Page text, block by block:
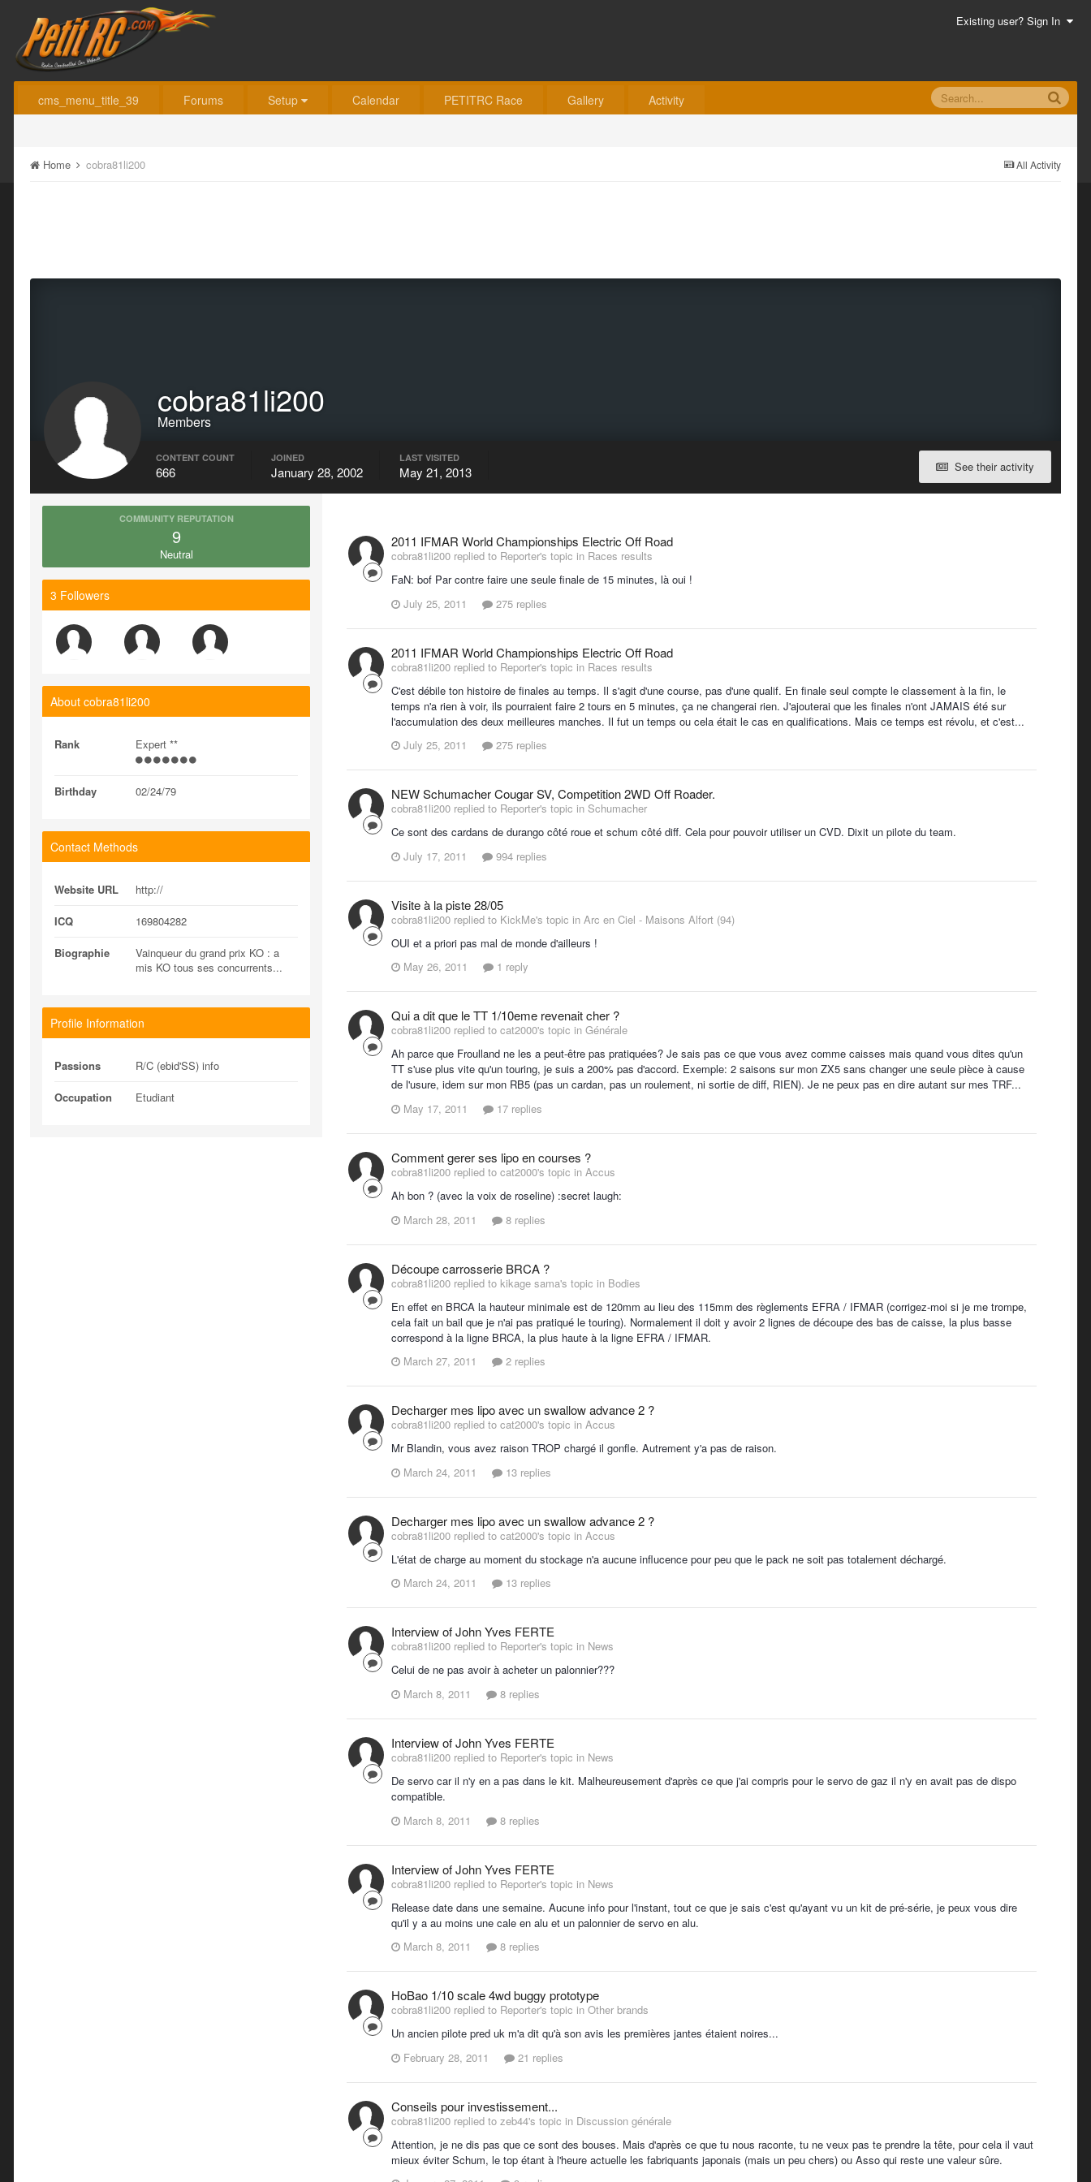
Existing user? Sign In
cms_menu_title_39 Forums Setup Calendar PETITRC Race Gallery Activity
All Activity
Home cobra81li200
cobra81li200
Members
See their activity
CONTENT COUNT
666
JOINED
January 28, 2002
LAST VISITED
May 21, 2013
COMMUNITY REPUTATION
9
Neutral
3 Followers
About cobra81li200
Rank Expert **
Birthday 02/24/79
Contact Methods
Website URL http://
ICQ 169804282
Biographie
Vainqueur du grand prix KO : a
mis KO tous ses concurrents...
Profile Information
Passions R/C (ebid'SS) info
Occupation Etudiant
2011 IFMAR World Championships Electric Off Road
cobra81li200 replied to Reporter's topic in Races results
FaN: bof Par contre faire une seule finale de 15 minutes, là oui !
July 25, 2011
275 replies
2011 IFMAR World Championships Electric Off Road
cobra81li200 replied to Reporter's topic in Races results
C'est débile ton histoire de finales au temps. Il s'agit d'une course, pas d'une qualif. En finale seul compte le classement à la fin, le
temps n'a rien à voir, ils pourraient faire 2 tours en 5 minutes, ça ne changerai rien. J'ajouterai que les finales n'ont JAMAIS été sur
l'accumulation des deux meilleures manches. Il fut un temps ou cela était le cas en qualifications. Mais ce temps est révolu, et c'est...
July 25, 2011
275 replies
NEW Schumacher Cougar SV, Competition 2WD Off Roader.
cobra81li200 replied to Reporter's topic in Schumacher
Ce sont des cardans de durango côté roue et schum côté diff. Cela pour pouvoir utiliser un CVD. Dixit un pilote du team.
July 17, 2011
994 replies
Visite à la piste 28/05
cobra81li200 replied to KickMe's topic in Arc en Ciel - Maisons Alfort (94)
OUI et a priori pas mal de monde d'ailleurs !
May 26, 2011
1 reply
Qui a dit que le TT 1/10eme revenait cher ?
cobra81li200 replied to cat2000's topic in Générale
Ah parce que Froulland ne les a peut-être pas pratiquées? Je sais pas ce que vous avez comme caisses mais quand vous dites qu'un
TT s'use plus vite qu'un touring, je suis a 200% pas d'accord. Exemple: 2 saisons sur mon ZX5 sans changer une seule pièce à cause
de l'usure, idem sur mon RB5 (pas un cardan, pas un roulement, ni sortie de diff, RIEN). Je ne peux pas en dire autant sur mes TRF...
May 17, 2011
17 replies
Comment gerer ses lipo en courses ?
cobra81li200 replied to cat2000's topic in Accus
Ah bon ? (avec la voix de roseline) :secret laugh:
March 28, 2011
8 replies
Découpe carrosserie BRCA ?
cobra81li200 replied to kikage sama's topic in Bodies
En effet en BRCA la hauteur minimale est de 120mm au lieu des 115mm des règlements EFRA / IFMAR (corrigez-moi si je me trompe,
cela fait un bail que je n'ai pas pratiqué le touring). Normalement il doit y avoir 2 lignes de découpe des bas de caisse, la plus basse
correspond à la ligne BRCA, la plus haute à la ligne EFRA / IFMAR.
March 27, 2011
2 replies
Decharger mes lipo avec un swallow advance 2 ?
cobra81li200 replied to cat2000's topic in Accus
Mr Blandin, vous avez raison TROP chargé il gonfle. Autrement y'a pas de raison.
March 24, 2011
13 replies
Decharger mes lipo avec un swallow advance 2 ?
cobra81li200 replied to cat2000's topic in Accus
L'état de charge au moment du stockage n'a aucune influcence pour peu que le pack ne soit pas totalement déchargé.
March 24, 2011
13 replies
Interview of John Yves FERTE
cobra81li200 replied to Reporter's topic in News
Celui de ne pas avoir à acheter un palonnier???
March 8, 2011
8 replies
Interview of John Yves FERTE
cobra81li200 replied to Reporter's topic in News
De servo car il n'y en a pas dans le kit. Malheureusement d'après ce que j'ai compris pour le servo de gaz il n'y en avait pas de dispo
compatible.
March 8, 2011
8 replies
Interview of John Yves FERTE
cobra81li200 replied to Reporter's topic in News
Release date dans une semaine. Aucune info pour l'instant, tout ce que je sais c'est qu'ayant vu un kit de pré-série, je peux vous dire
qu'il y a au moins une cale en alu et un palonnier de servo en alu.
March 8, 2011
8 replies
HoBao 1/10 scale 4wd buggy prototype
cobra81li200 replied to Reporter's topic in Other brands
Un ancien pilote pred uk m'a dit qu'à son avis les premières jantes étaient noires...
February 28, 2011
21 replies
Conseils pour investissement...
cobra81li200 replied to zeb44's topic in Discussion générale
Attention, je ne dis pas que ce sont des bouses. Mais d'après ce que tu nous raconte, tu ne veux pas te prendre la tête, pour cela il vaut
mieux éviter Schum, le top étant à l'heure actuelle les fabriquants japonais (mais un peu chers) ou Asso qui reste une valeur sûre.